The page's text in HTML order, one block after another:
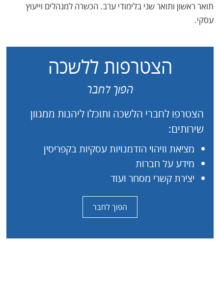
תואר ראשון ותואר שני בלימודי ערב. הכשרה למנהלים וייעוץ
עסקי.
הצטרפות ללשכה
הפוך לחבר
הצטרפו לחברי הלשכה ותוכלו ליהנות ממגוון
שירותים:
מציאת וזיהוי הזדמנויות עסקיות בקפריסין
מידע על חברות
יצירת קשרי מסחר ועוד
הפוך לחבר